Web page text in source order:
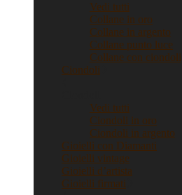
Vedi tutti
Collane in oro
Collane in argento
Collane punto luce
Collane con ciondoli
Ciondoli
Vedi tutti
Ciondoli in oro
Ciondoli in argento
Gioielli con Diamanti
Gioielli vintage
Gioielli d’artista
Gioielli firmati